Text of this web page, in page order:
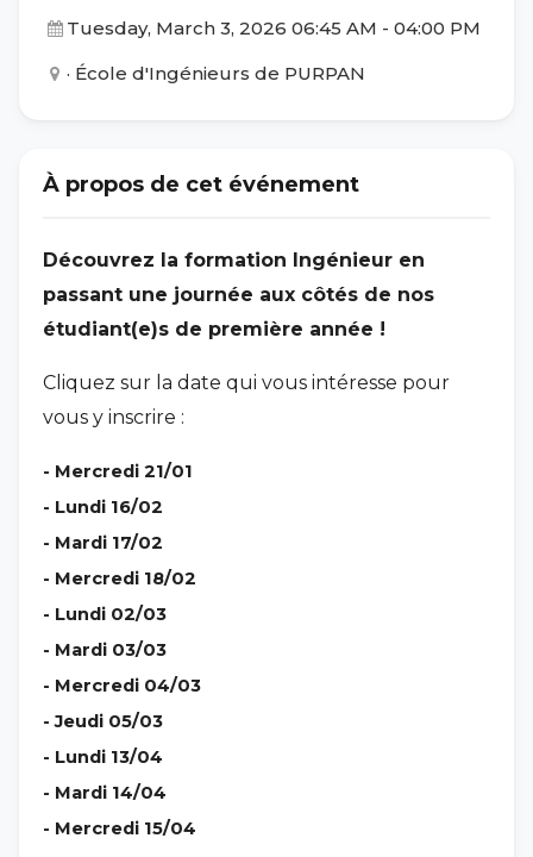
Tuesday, March 3, 2026 06:45 AM - 04:00 PM
· École d'Ingénieurs de PURPAN
À propos de cet événement
Découvrez la formation Ingénieur en
passant une journée aux côtés de nos
étudiant(e)s de première année !
Cliquez sur la date qui vous intéresse pour
vous y inscrire :
- Mercredi 21/01
- Lundi 16/02
- Mardi 17/02
- Mercredi 18/02
- Lundi 02/03
- Mardi 03/03
- Mercredi 04/03
- Jeudi 05/03
- Lundi 13/04
- Mardi 14/04
- Mercredi 15/04